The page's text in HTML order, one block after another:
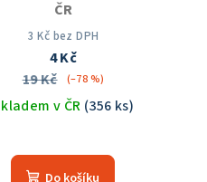
ČR
3 Kč bez DPH
4 Kč
19 Kč
(–78 %)
v ČR (356 ks)
hodnocení